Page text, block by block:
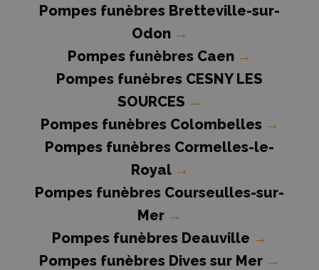
Pompes funèbres Bretteville-sur-
Odon →
Pompes funèbres Caen →
Pompes funèbres CESNY LES
SOURCES →
Pompes funèbres Colombelles →
Pompes funèbres Cormelles-le-
Royal →
Pompes funèbres Courseulles-sur-
Mer →
Pompes funèbres Deauville →
Pompes funèbres Dives sur Mer →